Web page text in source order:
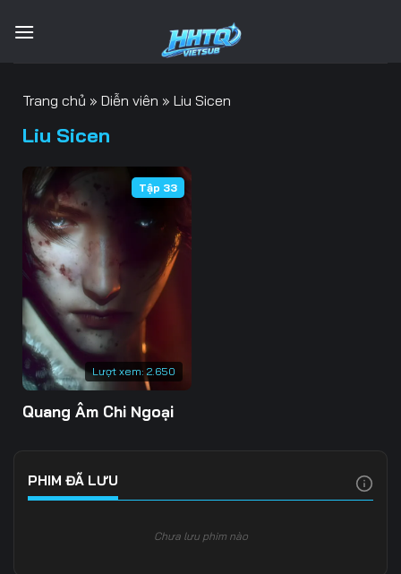
qua
Trang chủ » Diễn viên » Liu Sicen
Liu Sicen
Lượt xem: 2.650
Tập 33
Quang Âm Chi Ngoại
PHIM ĐÃ LƯU
Chưa lưu phim nào